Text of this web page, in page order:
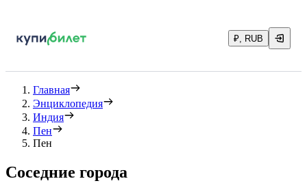
₽, RUB
Главная
Энциклопедия
Индия
Пен
Пен
Соседние города